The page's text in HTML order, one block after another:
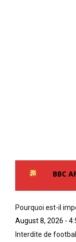
BBC
Pourquoi est-il
August 8, 2026 -
Interdite de